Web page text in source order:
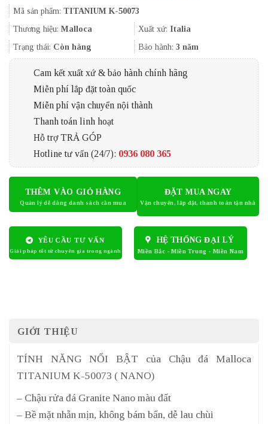
là:
15.905.000₫.
Mã sản phẩm: TITANIUM K-50073
Thương hiệu: Malloca Xuất xứ: Italia
Trạng thái: Còn hàng Bảo hành: 3 năm
Cam kết xuất xứ & bảo hành chính hãng
Miễn phí lắp đặt toàn quốc
Miễn phí vận chuyển nội thành
Thanh toán linh hoạt
Hỗ trợ TRẢ GÓP
Hotline tư vấn (24/7): 0936 080 365
THÊM VÀO GIỎ HÀNG ĐẶT MUA NGAY
YÊU CẦU TƯ VẤN HỆ THỐNG ĐẠI LÝ
GIỚI THIỆU
TÍNH NĂNG NỔI BẬT của Chậu đá Malloca
TITANIUM K-50073 ( NANO)
– Chậu rửa đá Granite Nano màu đất
– Bề mặt nhẵn mịn, không bám bẩn, dễ lau chùi